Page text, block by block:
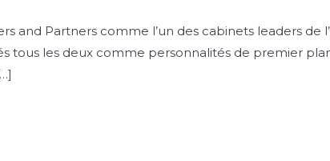
and Partners comme l’un des cabinets leaders de
tous les deux comme personnalités de premier